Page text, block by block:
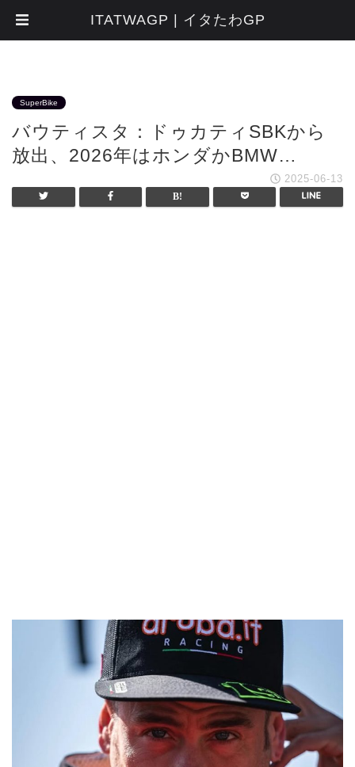
SuperBike
バウティスタ：ドゥカティSBKから
放出、2026年はホンダかBMW…
2025-06-13
ITATWAGP | イタたわGP